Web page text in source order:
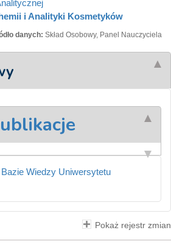
i Analityki Kosmetyków
danych: Skład Osobowy, Panel Nauczyciela
Wiedzy Uniwersytetu
Pokaż rejestr zmian